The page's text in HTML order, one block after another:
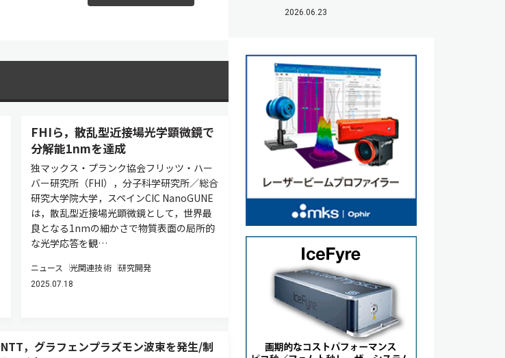
FHIら，散乱型近接場光学顕微鏡で
分解能1nmを達成
独マックス・プランク協会フリッツ・ハー
バー研究所（FHI），分子科学研究所／総合
研究大学院大学，スペインCIC NanoGUNE
は，散乱型近接場光顕微鏡として，世界最
良となる1nmの細かさで物質表面の局所的
な光学応答を観…
ニュース 光関連技術 研究開発
2025.07.18
NTT，グラフェンプラズモン波束を発生/制
2026.06.23